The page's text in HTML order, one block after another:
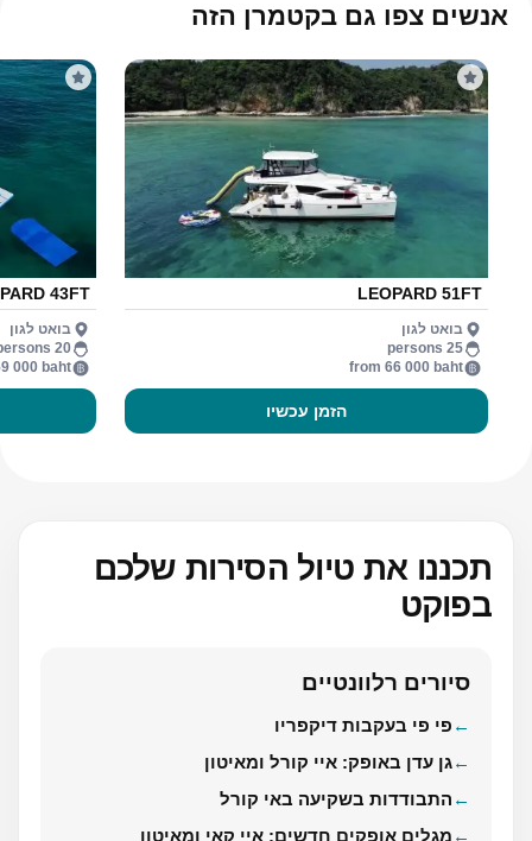
אנשים צפו גם בקטמרן הזה
LEOPARD 51FT
בואט לגון
25 persons
from 66 000 baht
הזמן עכשיו
43FT
בואט לגון
20 persons
000 baht
תכננו את טיול הסירות שלכם
בפוקט
סיורים רלוונטיים
פי פי בעקבות דיקפריו
גן עדן באופק: איי קורל ומאיטון
התבודדות בשקיעה באי קורל
מגלים אופקים חדשים: איי קאי ומאיטון